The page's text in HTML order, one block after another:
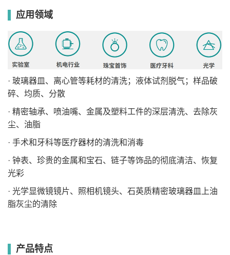
应用领域
· 玻璃器皿、离心管等耗材的清洗；液体试剂脱气；样品破
碎、均质、分散
· 精密轴承、喷油嘴、金属及塑料工件的深层清洗、去除灰
尘、油脂
· 手术和牙科等医疗器材的清洗和消毒
· 钟表、珍贵的金属和宝石、链子等饰品的彻底清洁、恢复
光彩
· 光学显微镜镜片、照相机镜头、石英质精密玻璃器皿上油
脂灰尘的清除
产品特点